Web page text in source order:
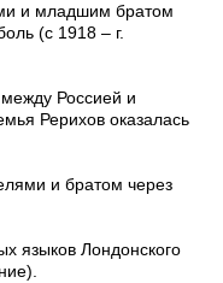
и младшим братом
(с 1918 – г.
Россией и
Рерихов оказалась
и братом через
языков Лондонского